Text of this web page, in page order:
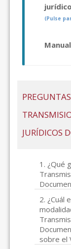
(Pulse
JURÍDICOS
1. ¿Qué
2. ¿Cuál
sobre el